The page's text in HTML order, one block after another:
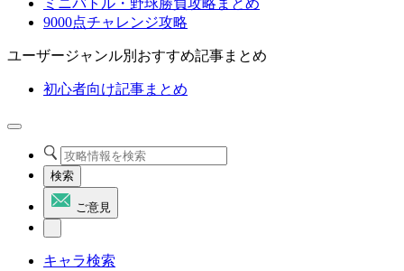
ミニバトル・野球勝負攻略まとめ
9000点チャレンジ攻略
ユーザージャンル別おすすめ記事まとめ
初心者向け記事まとめ
検索
ご意見
キャラ検索